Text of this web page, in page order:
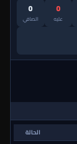
0
عليه
0
الصافي
الحالة